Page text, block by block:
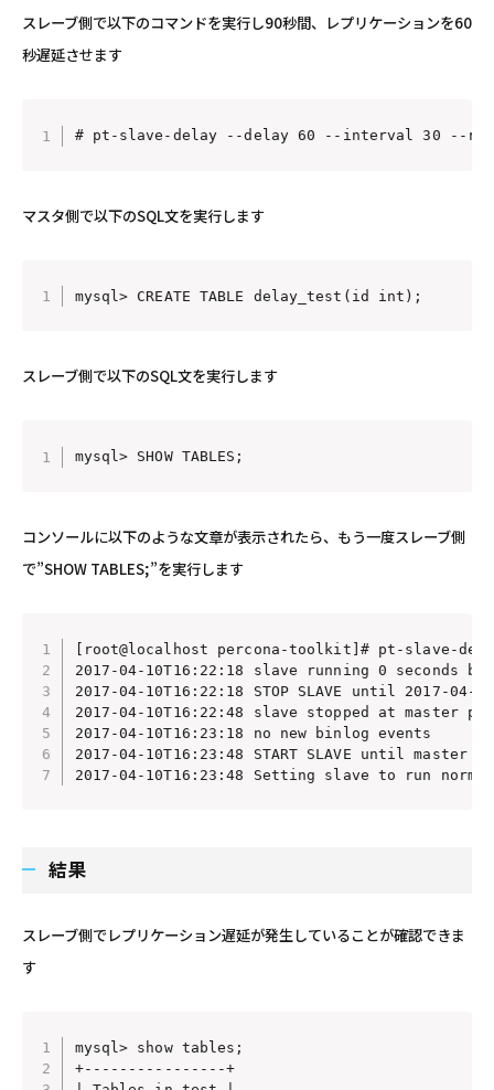
スレーブ側で以下のコマンドを実行し90秒間、レプリケーションを60
秒遅延させます
# pt-slave-delay --delay 60 --interval 30 --
マスタ側で以下のSQL文を実行します
mysql> CREATE TABLE delay_test(id int);
スレーブ側で以下のSQL文を実行します
mysql> SHOW TABLES;
コンソールに以下のような文章が表示されたら、もう一度スレーブ側
で”SHOW TABLES;”を実行します
[root@localhost percona-toolkit]# pt-slave-
2017-04-10T16:22:18 slave running 0 seconds
2017-04-10T16:22:18 STOP SLAVE until 2017-
2017-04-10T16:22:48 slave stopped at master
2017-04-10T16:23:18 no new binlog events
2017-04-10T16:23:48 START SLAVE until master
結果
スレーブ側でレプリケーション遅延が発生していることが確認できま
す
mysql> show tables;
+----------------+